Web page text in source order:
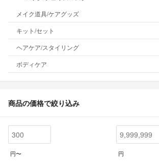
メイク道具/ケアグッズ
キット/セット
ヘアケア/スタイリング
ボディケア
商品の価格で絞り込み
円〜 円